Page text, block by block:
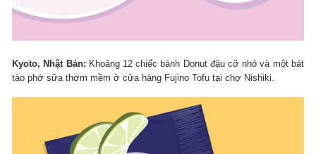
Kyoto, Nhật Bản: Khoảng 12 chiếc bánh Donut đậu cỡ nhỏ và một bát
tào phớ sữa thơm mềm ở cửa hàng Fujino Tofu tại chợ Nishiki.